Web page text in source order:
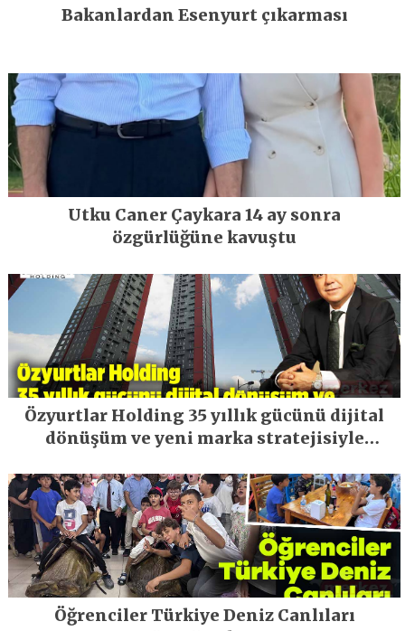
Bakanlardan Esenyurt çıkarması
Utku Caner Çaykara 14 ay sonra
özgürlüğüne kavuştu
Özyurtlar Holding 35 yıllık gücünü dijital
dönüşüm ve yeni marka stratejisiyle
Öğrenciler Türkiye Deniz Canlıları